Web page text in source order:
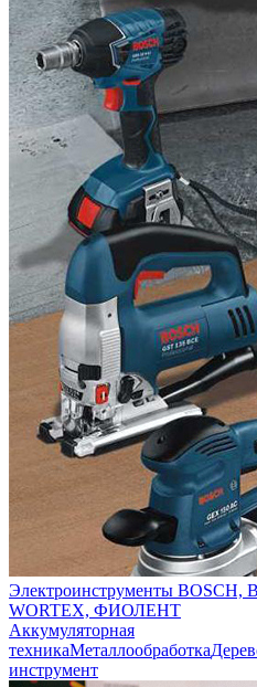
Электроинструменты
WORTEX, ФИОЛЕНТ
Аккумуляторная
техникаМеталлообработка
инструмент